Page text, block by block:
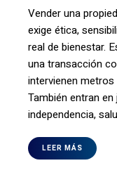
Vender una
exige ética,
real de bienestar.
una transacción
intervienen
También entran
independencia,
LEER MÁS